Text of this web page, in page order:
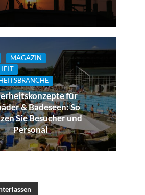
MAGAZIN
für
& Badeseen: So
Sie Besucher und
Personal